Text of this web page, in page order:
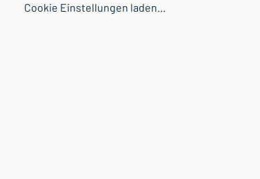
Cookie Einstellungen laden...